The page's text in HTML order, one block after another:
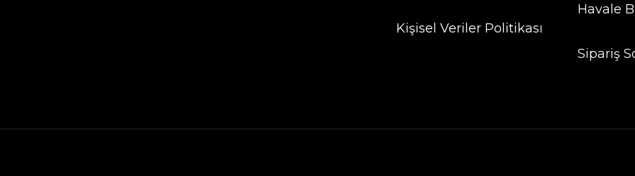
Kişisel Veriler Politikası
Havale
Sipariş